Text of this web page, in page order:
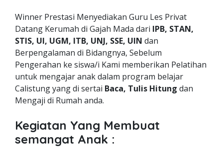
Winner Prestasi Menyediakan Guru Les Privat
Datang Kerumah di Gajah Mada dari IPB, STAN,
STIS, UI, UGM, ITB, UNJ, SSE, UIN dan
Berpengalaman di Bidangnya, Sebelum
Pengerahan ke siswa/i Kami memberikan Pelatihan
untuk mengajar anak dalam program belajar
Calistung yang di sertai Baca, Tulis Hitung dan
Mengaji di Rumah anda.
Kegiatan Yang Membuat
semangat Anak :